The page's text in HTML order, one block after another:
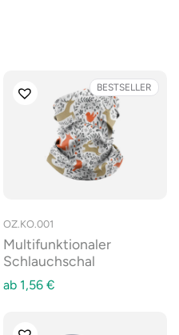
BESTSELLER
OZ.KO.001
Multifunktionaler
Schlauchschal
ab 1,56 €